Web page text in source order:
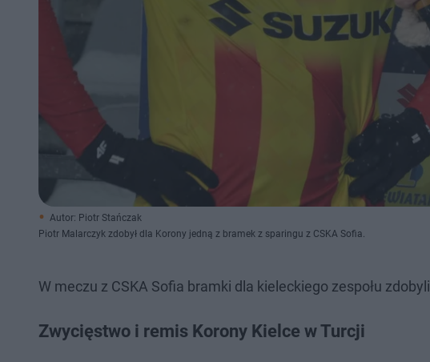
Autor: Piotr Stańczak
Piotr Malarczyk zdobył dla Korony jedną z bramek z sparingu z CSKA Sofia.
W meczu z CSKA Sofia bramki dla kieleckiego zespołu zdobyli
Zwycięstwo i remis Korony Kielce w Turcji